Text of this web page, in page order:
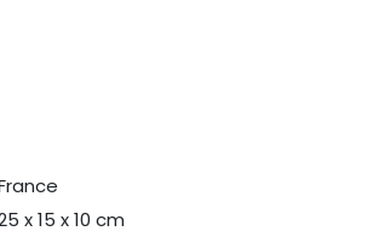
x 15 x 10 cm